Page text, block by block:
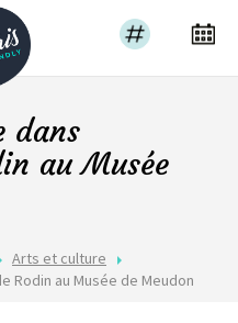
Arts et culture
Rodin au Musée de Meudon
dans
au Musée